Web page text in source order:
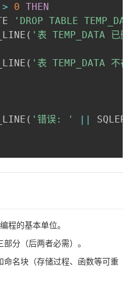
> 0 THEN
'DROP TABLE
( '表 TEMP_DATA 已
( '表 TEMP_DATA 不
( '错误: ' ||
程的基本单位。
分（后两者必需）。
命名块（存储过程、函数等可重